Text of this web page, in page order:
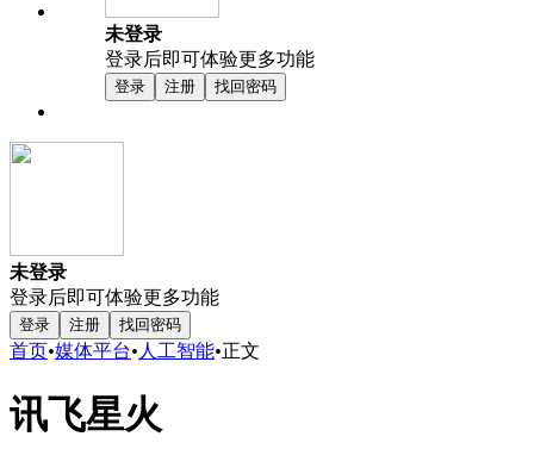
未登录
登录后即可体验更多功能
登录 注册 找回密码
未登录
登录后即可体验更多功能
登录 注册 找回密码
首页•媒体平台• 人工智能•正文
讯飞星火